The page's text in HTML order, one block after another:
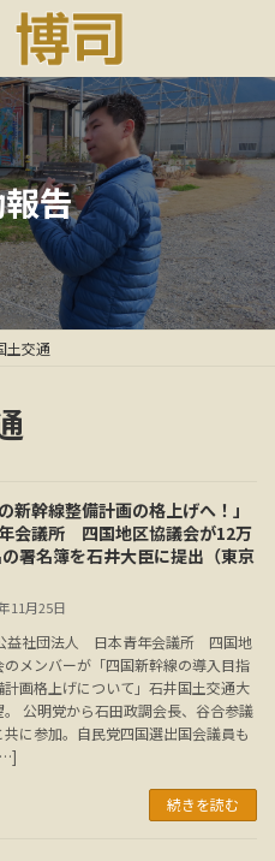
告
土交通
の新幹線整備計画の格上げへ！」
会議所 四国地区協議会が12万
署名簿を石井大臣に提出（東京
11月25日
益社団法人 日本青年会議所 四国地
のメンバーが「四国新幹線の導入目指
計画格上げについて」石井国土交通大
。 公明党から石田政調会長、谷合参議
共に参加。自民党四国選出国会議員も
続きを読む